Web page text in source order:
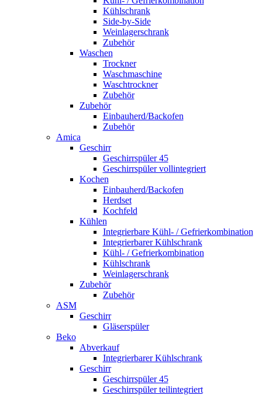
Kühlschrank
Side-by-Side
Weinlagerschrank
Zubehör
Waschen
Trockner
Waschmaschine
Waschtrockner
Zubehör
Zubehör
Einbauherd/Backofen
Zubehör
Amica
Geschirr
Geschirrspüler 45
Geschirrspüler vollintegriert
Kochen
Einbauherd/Backofen
Herdset
Kochfeld
Kühlen
Integrierbare Kühl- / Gefrierkombination
Integrierbarer Kühlschrank
Kühl- / Gefrierkombination
Kühlschrank
Weinlagerschrank
Zubehör
Zubehör
ASM
Geschirr
Gläserspüler
Beko
Abverkauf
Integrierbarer Kühlschrank
Geschirr
Geschirrspüler 45
Geschirrspüler teilintegriert